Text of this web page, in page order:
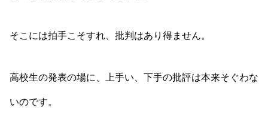
そこには拍手こそすれ、批判はあり得ません。
高校生の発表の場に、上手い、下手の批評は本来そぐわな
いのです。